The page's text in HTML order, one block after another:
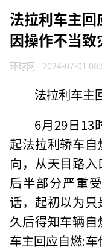
法拉利车主
因操作不当致
环球网 2024-07-01
法拉利车主
6月29日13
起法拉利轿车
向，从天目路入
后半部分严重
话，起初以为
久后得知车辆
车主回应自燃:车